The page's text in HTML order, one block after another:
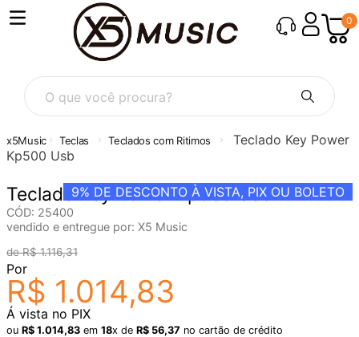
0
O que você procura?
Teclas Teclados com Ritimos
Teclado Key Power
Kp500 Usb
9% DE DESCONTO À VISTA, PIX OU BOLETO
Teclado Key Power Kp500 Usb
CÓD: 25400
vendido e entregue por: X5 Music
R$ 1.116,31
Por
R$ 1.014,83
Á vista no PIX
ou R$ 1.014,83 em 18x de R$ 56,37 no cartão de crédito